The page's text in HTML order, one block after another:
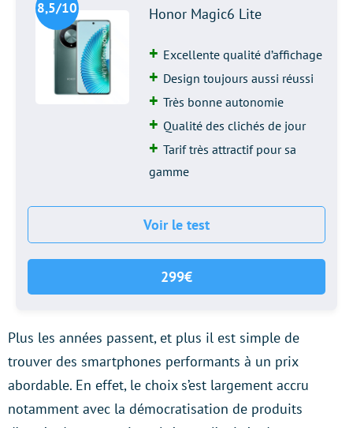
8,5/10 Honor Magic6 Lite
Excellente qualité d’affichage
Design toujours aussi réussi
Très bonne autonomie
Qualité des clichés de jour
Tarif très attractif pour sa
gamme
Voir le test
299€
Plus les années passent, et plus il est simple de
trouver des smartphones performants à un prix
abordable. En effet, le choix s’est largement accru
notamment avec la démocratisation de produits